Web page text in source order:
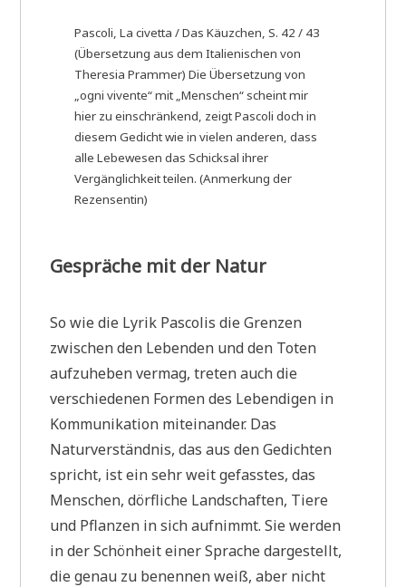
Pascoli, La civetta / Das Käuzchen, S. 42 / 43
(Übersetzung aus dem Italienischen von
Theresia Prammer) Die Übersetzung von
„ogni vivente“ mit „Menschen“ scheint mir
hier zu einschränkend, zeigt Pascoli doch in
diesem Gedicht wie in vielen anderen, dass
alle Lebewesen das Schicksal ihrer
Vergänglichkeit teilen. (Anmerkung der
Rezensentin)
Gespräche mit der Natur
So wie die Lyrik Pascolis die Grenzen
zwischen den Lebenden und den Toten
aufzuheben vermag, treten auch die
verschiedenen Formen des Lebendigen in
Kommunikation miteinander. Das
Naturverständnis, das aus den Gedichten
spricht, ist ein sehr weit gefasstes, das
Menschen, dörfliche Landschaften, Tiere
und Pflanzen in sich aufnimmt. Sie werden
in der Schönheit einer Sprache dargestellt,
die genau zu benennen weiß, aber nicht